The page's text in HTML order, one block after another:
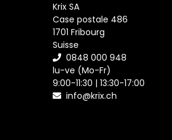
Krix SA
Case postale 486
1701 Fribourg
Suisse
0848 000 948
lu-ve (Mo-Fr)
9:00-11:30 | 13:30-17:00
info@krix.ch